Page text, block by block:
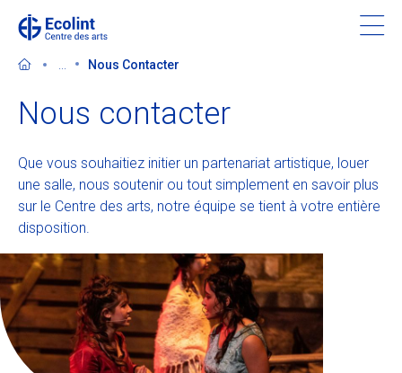
content
Découvrir le Centre des arts
Evénements
Dans les médias
Soutenir le Centre des arts
Nous Contacter
Nous contacter
Que vous souhaitiez initier un partenariat artistique, louer
une salle, nous soutenir ou tout simplement en savoir plus
sur le Centre des arts, notre équipe se tient à votre entière
disposition.